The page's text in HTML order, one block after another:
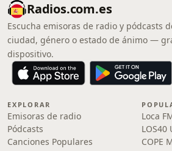
Radios.com.es
Escucha emisoras de radio y pódcasts
ciudad, género o estado de ánimo —
dispositivo.
EXPLORAR
Emisoras de radio
Pódcasts
Canciones Populares
Loca
LOS40
COPE